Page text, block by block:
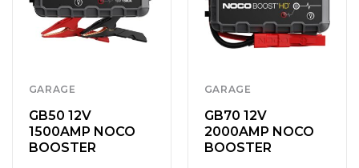
GARAGE
GB50 12V
1500AMP NOCO
BOOSTER
GARAGE
GB70 12V
2000AMP NOCO
BOOSTER